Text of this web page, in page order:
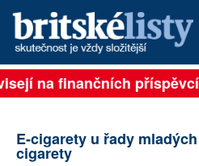
PŘIHLÁSIT
ARCHIV
na finančních
E-cigarety u řady
cigarety